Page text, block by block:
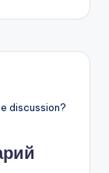
discussion?